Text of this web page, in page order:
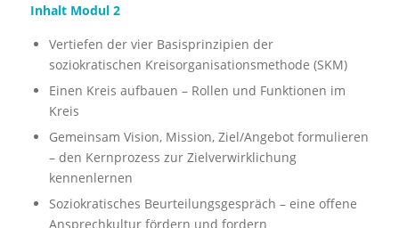
Inhalt Modul 2
Vertiefen der vier Basisprinzipien der
soziokratischen Kreisorganisationsmethode (SKM)
Einen Kreis aufbauen – Rollen und Funktionen im
Kreis
Gemeinsam Vision, Mission, Ziel/Angebot formulieren
– den Kernprozess zur Zielverwirklichung
kennenlernen
Soziokratisches Beurteilungsgespräch – eine offene
Ansprechkultur fördern und fordern